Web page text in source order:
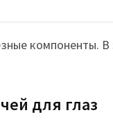
компоненты.
для глаз